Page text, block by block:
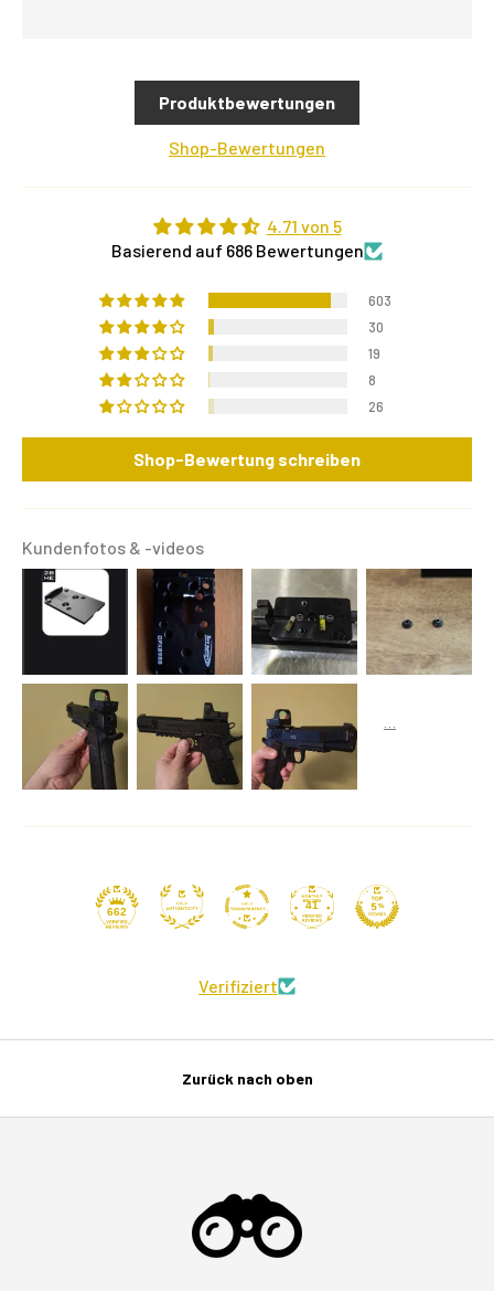
Produktbewertungen
Shop-Bewertungen
4.71 von 5
Basierend auf 686 Bewertungen
603
30
19
8
26
Shop-Bewertung schreiben
Kundenfotos & -videos
662
41
Verifiziert
Zurück nach oben